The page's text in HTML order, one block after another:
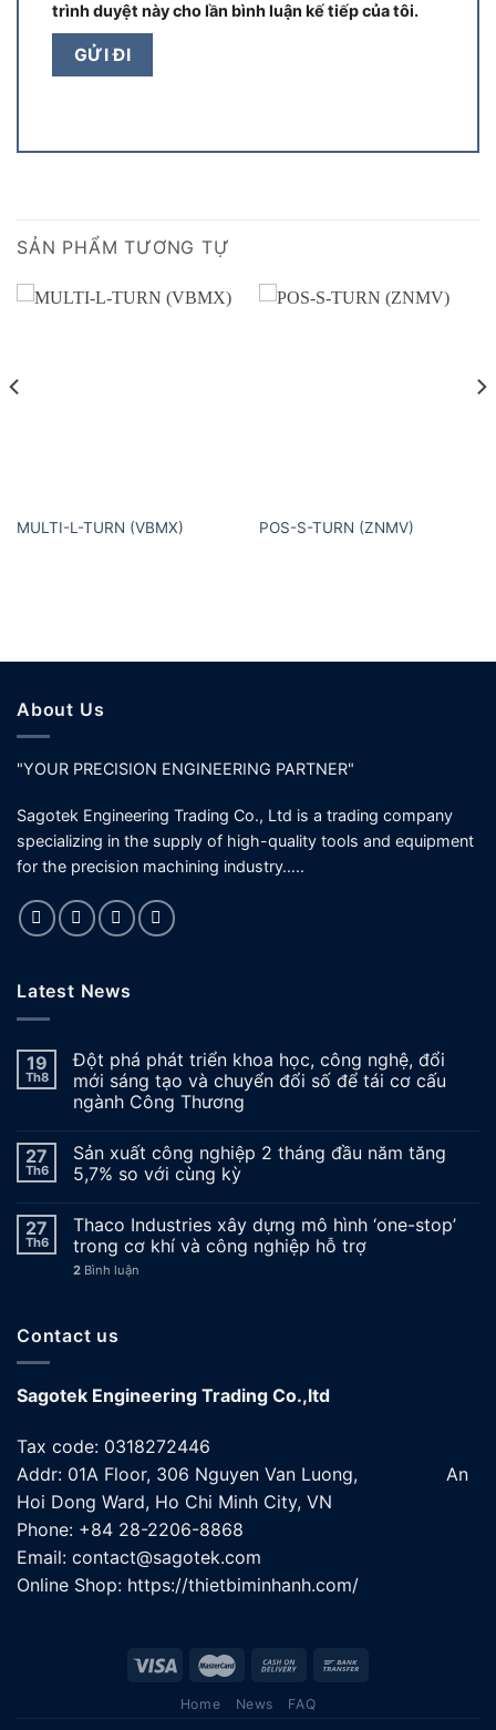
trình duyệt này cho lần bình luận kế tiếp của tôi.
SẢN PHẨM TƯƠNG TỰ
MULTI-L-TURN (VBMX) POS-S-TURN (ZNMV)
About Us
"YOUR PRECISION ENGINEERING PARTNER"
Sagotek Engineering Trading Co., Ltd is a trading company
specializing in the supply of high-quality tools and equipment
for the precision machining industry…..
Latest News
19
Th8
Đột phá phát triển khoa học, công nghệ, đổi
mới sáng tạo và chuyển đổi số để tái cơ cấu
ngành Công Thương
27
Th6
Sản xuất công nghiệp 2 tháng đầu năm tăng
5,7% so với cùng kỳ
27
Th6
Thaco Industries xây dựng mô hình ‘one-stop’
trong cơ khí và công nghiệp hỗ trợ
2 Bình luận
Contact us
Sagotek Engineering Trading Co.,ltd
Tax code: 0318272446
Addr: 01A Floor, 306 Nguyen Van Luong, An
Hoi Dong Ward, Ho Chi Minh City, VN
Phone: +84 28-2206-8868
Email: contact@sagotek.com
Online Shop: https://thietbiminhanh.com/
Home News FAQ